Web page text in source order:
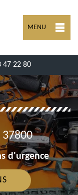
MENU
47 22 80
37800
d'urgence